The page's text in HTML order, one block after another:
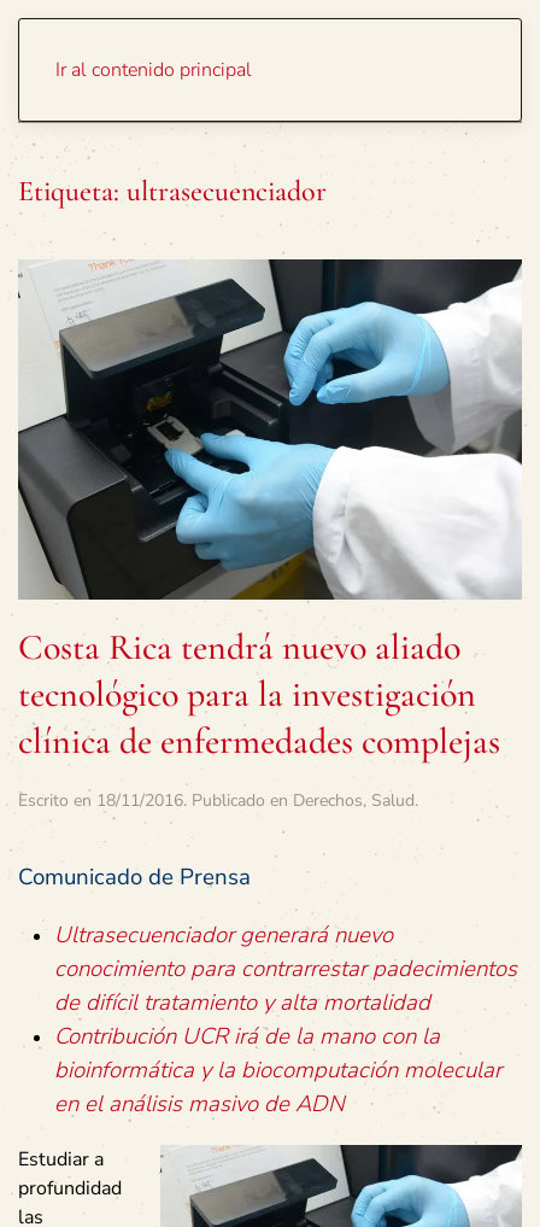
Ir al contenido principal
Etiqueta: ultrasecuenciador
Costa Rica tendrá nuevo aliado
tecnológico para la investigación
clínica de enfermedades complejas
Escrito en 18/11/2016. Publicado en Derechos, Salud.
Comunicado de Prensa
Ultrasecuenciador generará nuevo
conocimiento para contrarrestar padecimientos
de difícil tratamiento y alta mortalidad
Contribución UCR irá de la mano con la
bioinformática y la biocomputación molecular
en el análisis masivo de ADN
Estudiar a
profundidad
las